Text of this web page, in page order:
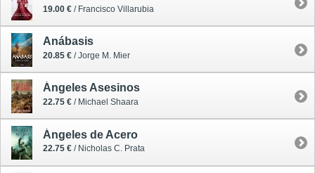
19.00 € / Francisco Villarubia
Anábasis
20.85 € / Jorge M. Mier
Ángeles Asesinos
22.75 € / Michael Shaara
Ángeles de Acero
22.75 € / Nicholas C. Prata